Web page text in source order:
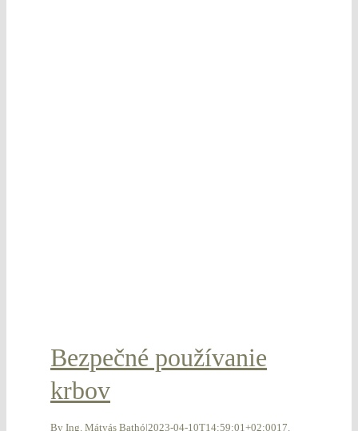
Bezpečné používanie
krbov
By Ing. Mátyás Bathó|2023-04-10T14:59:01+02:0017.